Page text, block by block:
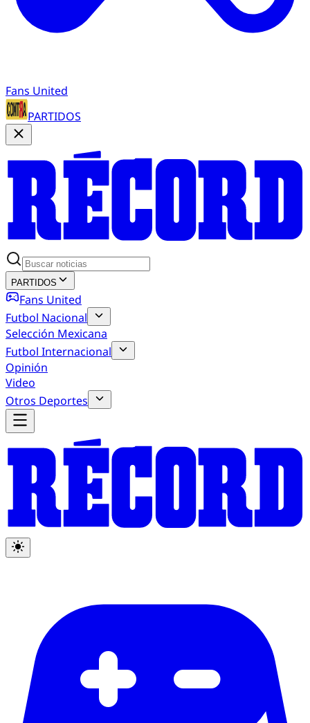
Fans United
PARTIDOS
PARTIDOS
Fans United
Futbol Nacional
Selección Mexicana
Futbol Internacional
Opinión
Video
Otros Deportes